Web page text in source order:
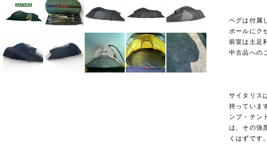
ペグは付属
ポールにク
前室は土足
中古品への
サイタリス
持っていま
ンプ・テン
は、その強
くはずです